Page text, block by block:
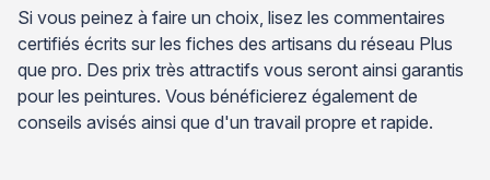
Si vous peinez à faire un choix, lisez les commentaires
certifiés écrits sur les fiches des artisans du réseau Plus
que pro. Des prix très attractifs vous seront ainsi garantis
pour les peintures. Vous bénéficierez également de
conseils avisés ainsi que d'un travail propre et rapide.